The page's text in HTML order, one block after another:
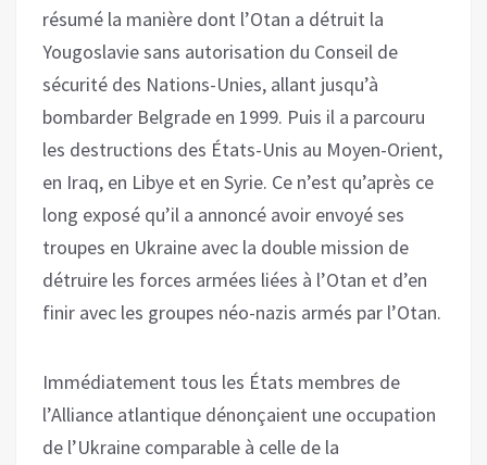
résumé la manière dont l’Otan a détruit la
Yougoslavie sans autorisation du Conseil de
sécurité des Nations-Unies, allant jusqu’à
bombarder Belgrade en 1999. Puis il a parcouru
les destructions des États-Unis au Moyen-Orient,
en Iraq, en Libye et en Syrie. Ce n’est qu’après ce
long exposé qu’il a annoncé avoir envoyé ses
troupes en Ukraine avec la double mission de
détruire les forces armées liées à l’Otan et d’en
finir avec les groupes néo-nazis armés par l’Otan.
Immédiatement tous les États membres de
l’Alliance atlantique dénonçaient une occupation
de l’Ukraine comparable à celle de la